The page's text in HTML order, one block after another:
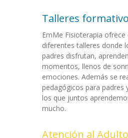
Talleres
EmMe Fisioterapia
diferentes talleres donde
padres disfrutan,
momentos, llenos de
emociones. Además se
pedagógicos para padres
los que juntos
mucho.
Atención al Adulto